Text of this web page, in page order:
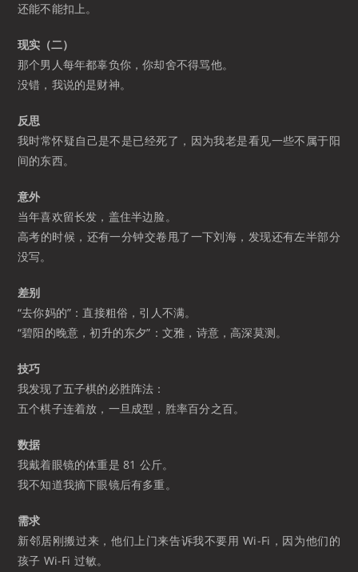
还能不能扣上。
现实（二）
那个男人每年都辜负你，你却舍不得骂他。
没错，我说的是财神。
反思
我时常怀疑自己是不是已经死了，因为我老是看见一些不属于阳
间的东西。
意外
当年喜欢留长发，盖住半边脸。
高考的时候，还有一分钟交卷甩了一下刘海，发现还有左半部分
没写。
差别
“去你妈的”：直接粗俗，引人不满。
“碧阳的晚意，初升的东夕”：文雅，诗意，高深莫测。
技巧
我发现了五子棋的必胜阵法：
五个棋子连着放，一旦成型，胜率百分之百。
数据
我戴着眼镜的体重是 81 公斤。
我不知道我摘下眼镜后有多重。
需求
新邻居刚搬过来，他们上门来告诉我不要用 Wi-Fi，因为他们的
孩子 Wi-Fi 过敏。